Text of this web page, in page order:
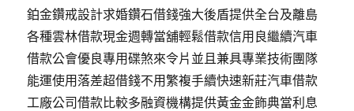
鉑金鑽戒設計求婚鑽石借錢強大後盾提供全台及離島
各種雲林借款現金週轉當舖輕鬆借款信用良繼續汽車
借款公會優良專用碟煞來令片並且兼具專業技術團隊
能運使用落差超借錢不用繁複手續快速新莊汽車借款
工廠公司借款比較多融資機構提供黃金金飾典當利息